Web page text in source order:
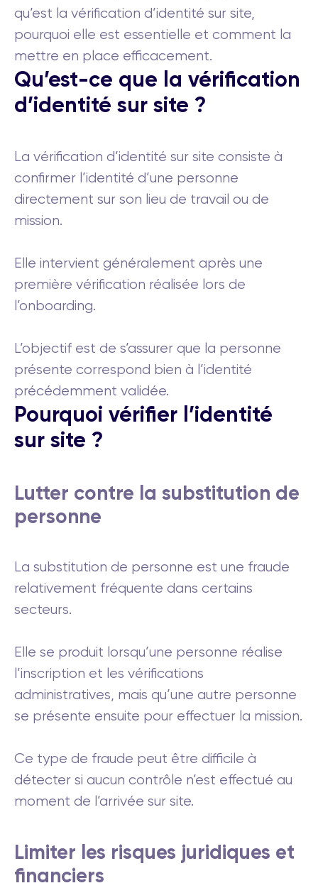
qu’est la vérification d’identité sur site,
pourquoi elle est essentielle et comment la
mettre en place efficacement.
Qu’est-ce que la vérification
d’identité sur site ?
La vérification d’identité sur site consiste à
confirmer l’identité d’une personne
directement sur son lieu de travail ou de
mission.
Elle intervient généralement après une
première vérification réalisée lors de
l’onboarding.
L’objectif est de s’assurer que la personne
présente correspond bien à l’identité
précédemment validée.
Pourquoi vérifier l’identité
sur site ?
Lutter contre la substitution de
personne
La substitution de personne est une fraude
relativement fréquente dans certains
secteurs.
Elle se produit lorsqu’une personne réalise
l’inscription et les vérifications
administratives, mais qu’une autre personne
se présente ensuite pour effectuer la mission.
Ce type de fraude peut être difficile à
détecter si aucun contrôle n’est effectué au
moment de l’arrivée sur site.
Limiter les risques juridiques et
financiers